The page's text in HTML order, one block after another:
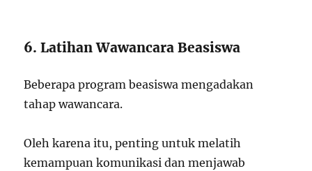
6. Latihan Wawancara Beasiswa
Beberapa program beasiswa mengadakan
tahap wawancara.
Oleh karena itu, penting untuk melatih
kemampuan komunikasi dan menjawab